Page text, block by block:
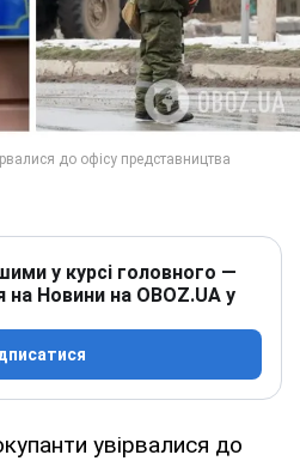
у курсі головного —
на Новини на OBOZ.UA у
увірвалися до